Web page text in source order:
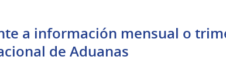
a información mensual o
de Aduanas